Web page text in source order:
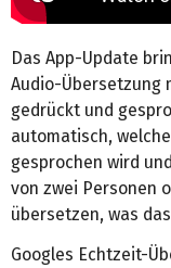
Das App-Update
Audio-Übersetzung
gedrückt und
automatisch,
gesprochen wird
von zwei Personen
übersetzen, was
Googles Echtzeit-